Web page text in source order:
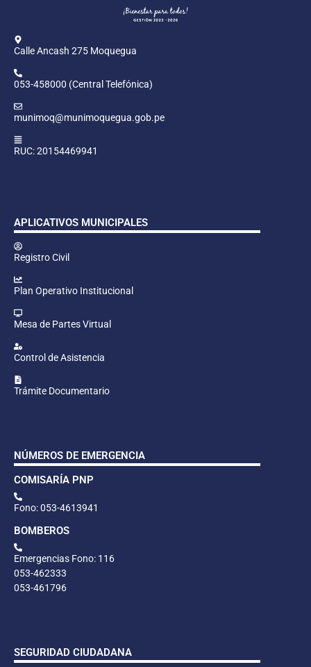
Calle Ancash 275 Moquegua
053-458000 (Central Telefónica)
munimoq@munimoquegua.gob.pe
RUC: 20154469941
APLICATIVOS MUNICIPALES
Registro Civil
Plan Operativo Institucional
Mesa de Partes Virtual
Control de Asistencia
Trámite Documentario
NÚMEROS DE EMERGENCIA
COMISARÍA PNP
Fono: 053-4613941
BOMBEROS
Emergencias Fono: 116
053-462333
053-461796
SEGURIDAD CIUDADANA